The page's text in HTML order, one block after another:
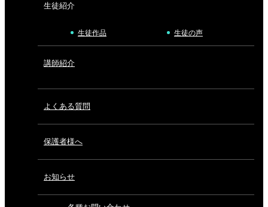
生徒紹介
生徒作品 生徒の声
講師紹介
よくある質問
保護者様へ
お知らせ